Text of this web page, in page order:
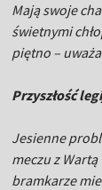
Mają swoje
świetnymi
piętno –
Przyszłość
Jesienne
meczu z
bramkarze